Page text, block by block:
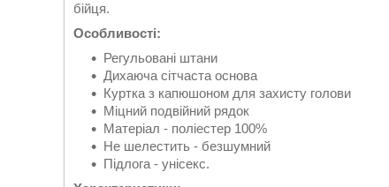
бійця.
Особливості:
Регульовані штани
Дихаюча сітчаста основа
Куртка з капюшоном для захисту голови
Міцний подвійний рядок
Матеріал - поліестер 100%
Не шелестить - безшумний
Підлога - унісекс.